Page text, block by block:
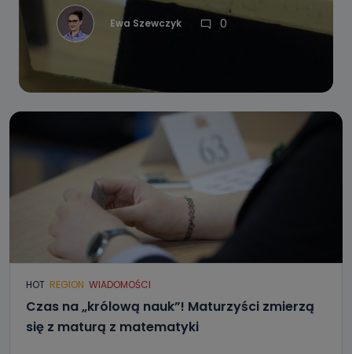
Ewa Szewczyk 0
HOT REGION WIADOMOŚCI
Czas na „królową nauk”! Maturzyści zmierzą
się z maturą z matematyki